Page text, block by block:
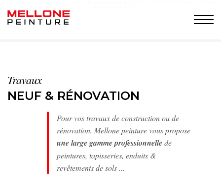
Travaux
NEUF & RÉNOVATION
Pour vos travaux de construction ou de
rénovation, Mellone peinture vous propose
une large gamme professionnellede
peintures, tapisseries, enduits &
revêtements de sols ...